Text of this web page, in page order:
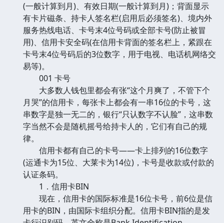
(一般计算到月)、有效日期(一般计算到月)；背面显示
有卡片磁条、持卡人签名栏(启用后必须签名)、境内外
服务热线电话、卡号末4位号码或全部卡号(防止被冒
用)、信用卡安全码(在信用卡背面的签名栏上，紧跟在
卡号末4位号码后的3位数字，用于电视、电话机网络交
易等)。
001 卡号
大多数人钱包里都会有张“这个月爽了，不管下个
月哭”的信用卡，每张卡上都会有一串16位的卡号，这
串数字是独一无二的，银行“只认数字不认脸”，这串数
字当然不会是随机摇号给持卡人的，它们有自己的规
律。
信用卡都有自己的卡号——卡上排列的16位数字
(运通卡为15位、大莱卡为14位)，卡号是收款或付款的
认证条码。
1．信用卡BIN
现在，信用卡的国际标准是16位卡号，前6位是信
用卡的BIN，由国际卡组织分配。信用卡BIN指的是发